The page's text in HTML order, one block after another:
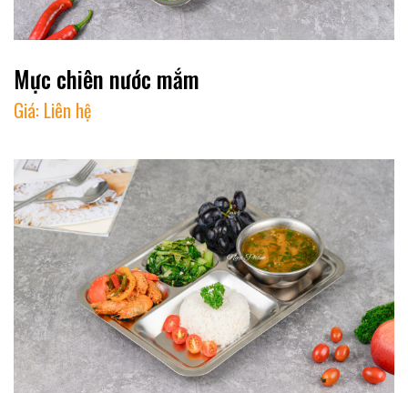
Mực chiên nước mắm
Giá: Liên hệ